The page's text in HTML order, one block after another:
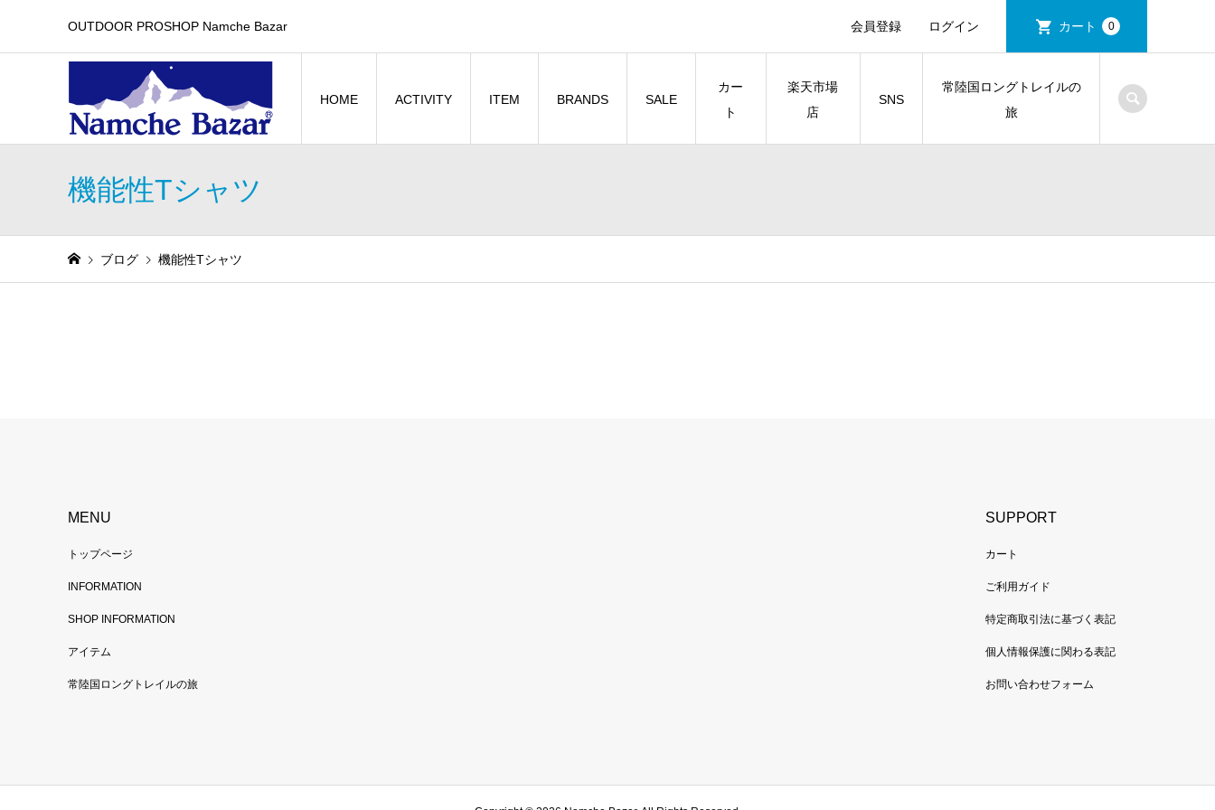
OUTDOOR PROSHOP Namche Bazar 会員登録 ログイン カート 0
HOME ACTIVITY ITEM BRANDS SALE
カー
ト
楽天市場
店
SNS
常陸国ロングトレイルの
旅
機能性Tシャツ
ブログ 機能性Tシャツ
MENU
トップページ
INFORMATION
SHOP INFORMATION
アイテム
常陸国ロングトレイルの旅
SUPPORT
カート
ご利用ガイド
特定商取引法に基づく表記
個人情報保護に関わる表記
お問い合わせフォーム